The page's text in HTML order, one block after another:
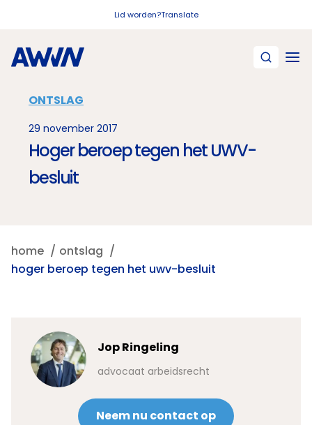
Lid worden?Translate
ONTSLAG
29 november 2017
Hoger beroep tegen het UWV-
besluit
home
ontslag
hoger beroep tegen het uwv-besluit
Jop Ringeling
advocaat arbeidsrecht
Neem nu contact op